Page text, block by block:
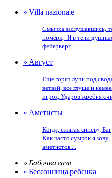
» Villa nazionale
Смычка заслушавшись,
померк,- И в тени
фейерверк....
» Август
Еще горят лучи под
ветвей, все глуше и
игрок, Ударов жребия
» Аметисты
Когда, сжигая синеву,
Как часто сумрок я
аметистов....
» Бабочка газа
» Бессонница ребенка